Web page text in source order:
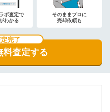
ボ査定で
わかる
そのままプロに
売却依頼も
料査定する
完了